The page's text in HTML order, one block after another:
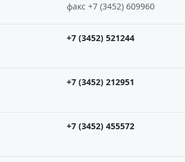
факс +7 (3452) 609960
+7 (3452) 521244
+7 (3452) 212951
+7 (3452) 455572